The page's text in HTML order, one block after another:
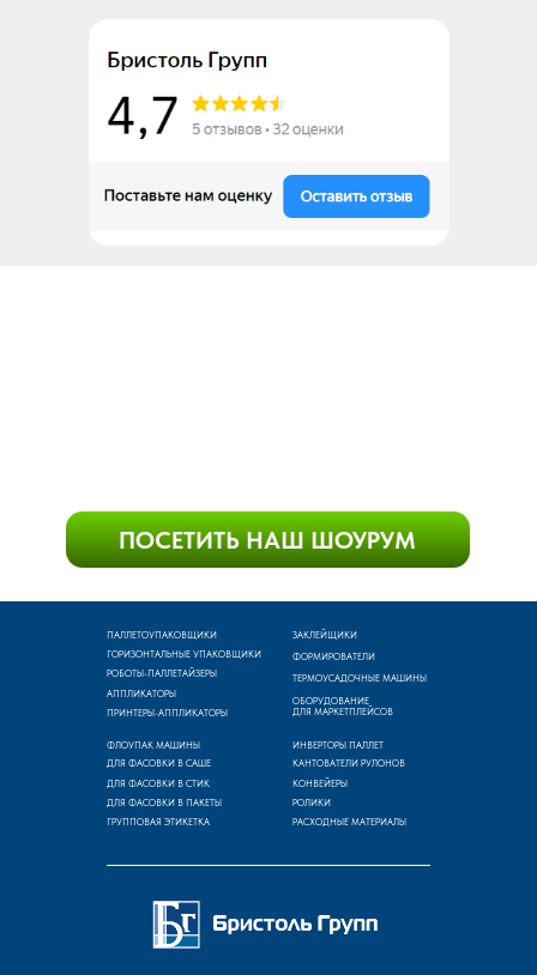
ПАЛЛЕТОУПАКОВЩИКИ
ГОРИЗОНТАЛЬНЫЕ УПАКОВЩИКИ
ЗАКЛЕЙЩИКИ
ФОРМИРОВАТЕЛИ
ТЕРМОУСАДОЧНЫЕ МАШИНЫ
АППЛИКАТОРЫ
ПРИНТЕРЫ-АППЛИКАТОРЫ
ФЛОУПАК МАШИНЫ
ДЛЯ ФАСОВКИ В СТИК
ДЛЯ ФАСОВКИ В САШЕ
ДЛЯ ФАСОВКИ В ПАКЕТЫ
ОБОРУДОВАНИЕ
ДЛЯ МАРКЕТПЛЕЙСОВ
ГРУППОВАЯ ЭТИКЕТКА
РОБОТЫ-ПАЛЛЕТАЙЗЕРЫ
ИНВЕРТОРЫ ПАЛЛЕТ
КАНТОВАТЕЛИ РУЛОНОВ
КОНВЕЙЕРЫ
РОЛИКИ
РАСХОДНЫЕ МАТЕРИАЛЫ